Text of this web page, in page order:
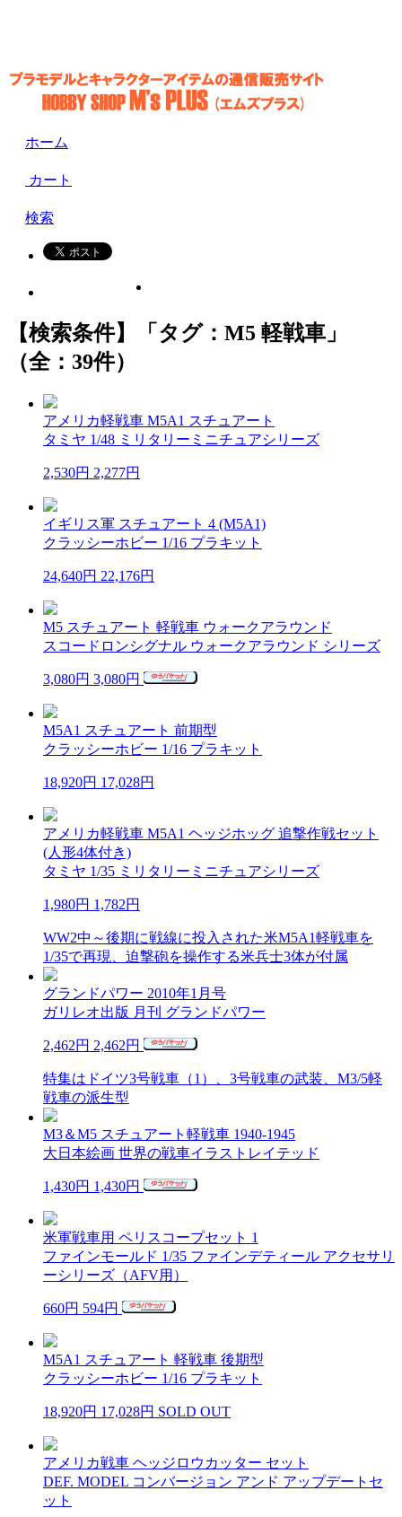
ホーム
カート
検索
【検索条件】「タグ：M5 軽戦車」
（全：39件）
アメリカ軽戦車 M5A1 スチュアート
タミヤ 1/48 ミリタリーミニチュアシリーズ
2,530円 2,277円
イギリス軍 スチュアート 4 (M5A1)
クラッシーホビー 1/16 プラキット
24,640円 22,176円
M5 スチュアート 軽戦車 ウォークアラウンド
スコードロンシグナル ウォークアラウンド シリーズ
3,080円 3,080円
M5A1 スチュアート 前期型
クラッシーホビー 1/16 プラキット
18,920円 17,028円
アメリカ軽戦車 M5A1 ヘッジホッグ 追撃作戦セット
(人形4体付き)
タミヤ 1/35 ミリタリーミニチュアシリーズ
1,980円 1,782円
WW2中～後期に戦線に投入された米M5A1軽戦車を
1/35で再現、迫撃砲を操作する米兵士3体が付属
グランドパワー 2010年1月号
ガリレオ出版 月刊 グランドパワー
2,462円 2,462円
特集はドイツ3号戦車（1）、3号戦車の武装、M3/5軽
戦車の派生型
M3＆M5 スチュアート軽戦車 1940-1945
大日本絵画 世界の戦車イラストレイテッド
1,430円 1,430円
米軍戦車用 ペリスコープセット 1
ファインモールド 1/35 ファインデティール アクセサリ
ーシリーズ（AFV用）
660円 594円
M5A1 スチュアート 軽戦車 後期型
クラッシーホビー 1/16 プラキット
18,920円 17,028円 SOLD OUT
アメリカ戦車 ヘッジロウカッター セット
DEF. MODEL コンバージョン アンド アップデートセ
ット